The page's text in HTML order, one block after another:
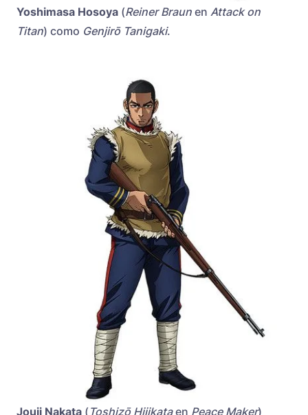
Yoshimasa Hosoya (Reiner Braun en Attack on
Titan) como Genjirō Tanigaki.
Jouji Nakata ( Toshizō Hijikataen Peace Maker)